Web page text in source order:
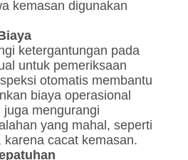
kemasan digunakan
ketergantungan pada
untuk pemeriksaan
otomatis membantu
biaya operasional
mengurangi
yang mahal, seperti
karena cacat kemasan.